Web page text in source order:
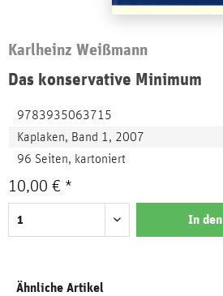
Karlheinz Weißmann
Das konservative Minimum
9783935063715
Kaplaken, Band 1, 2007
96 Seiten, kartoniert
10,00 € *
In den
Ähnliche Artikel